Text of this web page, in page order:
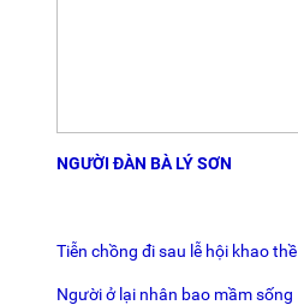
NGƯỜI ĐÀN BÀ LÝ SƠN
Tiễn chồng đi sau lễ hội khao thề
Người ở lại nhân bao mầm sống